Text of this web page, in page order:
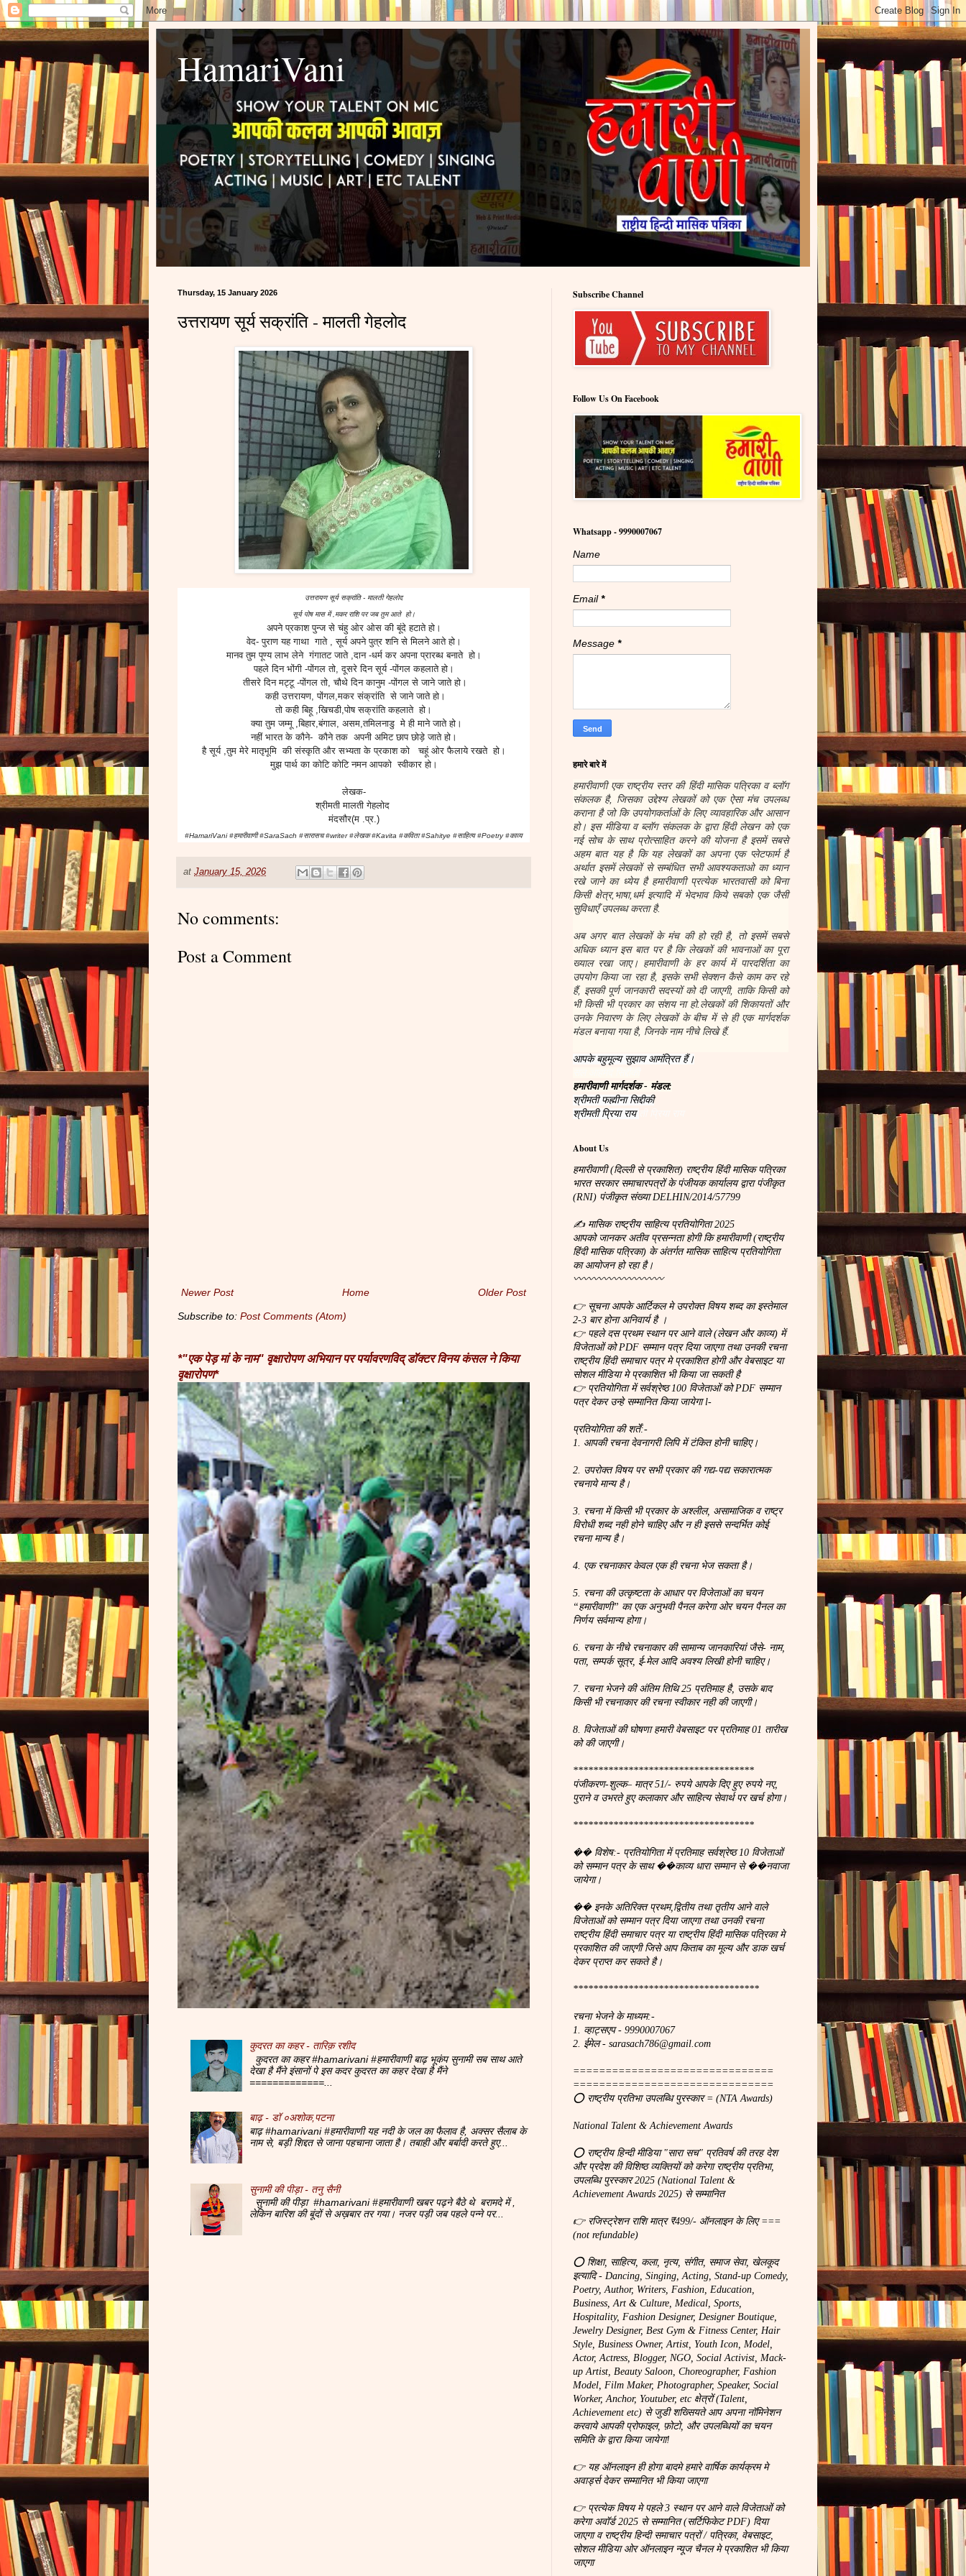
HamariVani
Thursday, 15 January 2026
उत्तरायण सूर्य सक्रांति - मालती गेहलोद
उत्तरायण सूर्य सक्रांति - मालती गेहलोद
सूर्य पोष मास में ,मकर राशि पर जब तुम आते हो।
अपने प्रकाश पुन्ज से चंहु ओर ओस की बूंदे हटाते हो।
वेद- पुराण यह गाथा गाते , सूर्य अपने पुत्र शनि से मिलने आते हो।
मानव तुम पूण्य लाभ लेने गंगातट जाते ,दान -धर्म कर अपना प्रारब्ध बनाते हो।
पहले दिन भोंगी -पोंगल तो, दूसरे दिन सूर्य -पोंगल कहलाते हो।
तीसरे दिन मट्टू -पोंगल तो, चौथे दिन कानुम -पोंगल से जाने जाते हो।
कही उत्तरायण, पोंगल,मकर संक्रांति से जाने जाते हो।
तो कही बिहू ,खिचडी,पोष सक्रांति कहलाते हो।
क्या तुम जम्मू ,बिहार,बंगाल, असम,तमिलनाडु मे ही माने जाते हो।
नहीं भारत के कौने- कौने तक अपनी अमिट छाप छोड़े जाते हो।
है सूर्य ,तुम मेरे मातृभूमि की संस्कृति और सभ्यता के प्रकाश को चहूं ओर फैलाये रखते हो।
मुझ पार्थ का कोटि कोटि नमन आपको स्वीकार हो।
लेखक-
श्रीमती मालती गेहलोद
मंदसौर(म .प्र.)
#HamariVani #हमारीवाणी #SaraSach #सारासच #writer #लेखक #Kavita #कविता #Sahitye #साहित्य #Poetry #काव्य
at January 15, 2026
No comments:
Post a Comment
Newer Post Older Post
Home
Subscribe to: Post Comments (Atom)
*"एक पेड़ मां के नाम" वृक्षारोपण अभियान पर पर्यावरणविद् डॉक्टर विनय कंसल ने किया
वृक्षारोपण*
कुदरत का कहर - तारिक़ रशीद
कुदरत का कहर #hamarivani #हमारीवाणी बाढ़ भूकंप सुनामी सब साथ आते
देखा है मैंने इंसानों पे इस कदर कुदरत का कहर देखा है मैंने
=============...
बाढ़ - डॉ ०अशोक,पटना
बाढ़ #hamarivani #हमारीवाणी यह नदी के जल का फैलाव है, अक्सर सैलाब के
नाम से, बड़ी शिद्दत से जाना पहचाना जाता है। तबाही और बर्बादी करते हुए...
सुनामी की पीड़ा - तनु सैनी
सुनामी की पीड़ा #hamarivani #हमारीवाणी खबर पढ़ने बैठे थे बरामदे में ,
लेकिन बारिश की बूंदों से अख़बार तर गया। नजर पड़ी जब पहले पन्ने पर...
Subscribe Channel
Follow Us On Facebook
Whatsapp - 9990007067
Name
Email*
Message *
हमारे बारे में
हमारीवाणी एक राष्ट्रीय स्तर की हिंदी मासिक पत्रिका व ब्लॉग
संकलक है, जिसका उद्देश्य लेखकों को एक ऐसा मंच उपलब्ध
कराना है जो कि उपयोगकर्ताओं के लिए व्यावहारिक और आसान
हो। इस मीडिया व ब्लॉग संकलक के द्वारा हिंदी लेखन को एक
नई सोच के साथ प्रोत्साहित करने की योजना है इसमें सबसे
अहम बात यह है कि यह लेखकों का अपना एक प्लेटफार्म है
अर्थात इसमें लेखकों से सम्बंधित सभी आवश्यकताओ का ध्यान
रखे जाने का ध्येय है हमारीवाणी प्रत्येक भारतवासी को बिना
किसी क्षेत्र,भाषा,धर्म इत्यादि में भेदभाव किये सबको एक जैसी
सुविधाएँ उपलब्ध करता है.
अब अगर बात लेखकों के मंच की हो रही है, तो इसमें सबसे
अधिक ध्यान इस बात पर है कि लेखकों की भावनाओं का पूरा
ख्याल रखा जाए। हमारीवाणी के हर कार्य में पारदर्शिता का
उपयोग किया जा रहा है, इसके सभी सेक्शन कैसे काम कर रहे
हैं, इसकी पूर्ण जानकारी सदस्यों को दी जाएगी, ताकि किसी को
भी किसी भी प्रकार का संशय ना हो.लेखकों की शिकायतों और
उनके निवारण के लिए लेखकों के बीच में से ही एक मार्गदर्शक
मंडल बनाया गया है, जिनके नाम नीचे लिखे हैं.
आपके बहुमूल्य सुझाव आमंत्रित हैं।
हमारीवाणी मार्गदर्शक - मंडल:
श्रीमती फह्मीना सिद्दीकी
श्रीमती प्रिया राय
About Us
हमारीवाणी (दिल्ली से प्रकाशित) राष्ट्रीय हिंदी मासिक पत्रिका
भारत सरकार समाचारपत्रों के पंजीयक कार्यालय द्वारा पंजीकृत
(RNI) पंजीकृत संख्या DELHIN/2014/57799
✍ मासिक राष्ट्रीय साहित्य प्रतियोगिता 2025
आपको जानकर अतीव प्रसन्नता होगी कि हमारीवाणी (राष्ट्रीय
हिंदी मासिक पत्रिका) के अंतर्गत मासिक साहित्य प्रतियोगिता
का आयोजन हो रहा है।
〰〰〰〰〰〰〰〰〰
👉 सूचना आपके आर्टिकल मे उपरोक्त विषय शब्द का इस्तेमाल
2-3 बार होना अनिवार्य है ।
👉 पहले दस प्रथम स्थान पर आने वाले (लेखन और काव्य) में
विजेताओं को PDF सम्मान पत्र दिया जाएगा तथा उनकी रचना
राष्ट्रीय हिंदी समाचार पत्र मे प्रकाशित होगी और वेबसाइट या
सोशल मीडिया मे प्रकाशित भी किया जा सकती है
👉 प्रतियोगिता में सर्वश्रेष्ठ 100 विजेताओं को PDF सम्मान
पत्र देकर उन्हे सम्मानित किया जायेगा l-
प्रतियोगिता की शर्तें:-
1. आपकी रचना देवनागरी लिपि में टंकित होनी चाहिए।
2. उपरोक्त विषय पर सभी प्रकार की गद्य-पद्य सकारात्मक
रचनाये मान्य है।
3. रचना में किसी भी प्रकार के अश्लील, असामाजिक व राष्ट्र
विरोधी शब्द नही होने चाहिए और न ही इससे सन्दर्भित कोई
रचना मान्य है।
4. एक रचनाकार केवल एक ही रचना भेज सकता है।
5. रचना की उत्कृष्टता के आधार पर विजेताओं का चयन
“हमारीवाणी” का एक अनुभवी पैनल करेगा ओर चयन पैनल का
निर्णय सर्वमान्य होगा।
6. रचना के नीचे रचनाकार की सामान्य जानकारियां जैसे- नाम,
पता, सम्पर्क सूत्र, ई-मेल आदि अवश्य लिखी होनी चाहिए।
7. रचना भेजने की अंतिम तिथि 25 प्रतिमाह है, उसके बाद
किसी भी रचनाकार की रचना स्वीकार नही की जाएगी।
8. विजेताओं की घोषणा हमारी वेबसाइट पर प्रतिमाह 01 तारीख
को की जाएगी।
************************************
पंजीकरण-शुल्क– मात्र 51/- रुपये आपके दिए हुए रुपये नए,
पुराने व उभरते हुए कलाकार और साहित्य सेवार्थ पर खर्च होगा।
************************************
�� विशेष:- प्रतियोगिता में प्रतिमाह सर्वश्रेष्ठ 10 विजेताओं
को सम्मान पत्र के साथ ��काव्य धारा सम्मान से ��नवाजा
जायेगा।
�� इनके अतिरिक्त प्रथम,द्वितीय तथा तृतीय आने वाले
विजेताओं को सम्मान पत्र दिया जाएगा तथा उनकी रचना
राष्ट्रीय हिंदी समाचार पत्र या राष्ट्रीय हिंदी मासिक पत्रिका मे
प्रकाशित की जाएगी जिसे आप किताब का मूल्य और डाक खर्च
देकर प्राप्त कर सकते है।
*************************************
रचना भेजने के माध्यम:-
1. व्हाट्सएप - 9990007067
2. ईमेल - sarasach786@gmail.com
===============================
===============================
⭕ राष्ट्रीय प्रतिभा उपलब्धि पुरस्कार = (NTA Awards)
National Talent & Achievement Awards
⭕ राष्ट्रीय हिन्दी मीडिया "सारा सच" प्रतिवर्ष की तरह देश
और प्रदेश की विशिष्ठ व्यक्तियों को करेगा राष्ट्रीय प्रतिभा,
उपलब्धि पुरस्कार 2025 (National Talent &
Achievement Awards 2025) से सम्मानित
👉 रजिस्ट्रेशन राशि मात्र ₹499/- ऑनलाइन के लिए ===
(not refundable)
⭕ शिक्षा, साहित्य, कला, नृत्य, संगीत, समाज सेवा, खेलकूद
इत्यादि - Dancing, Singing, Acting, Stand-up Comedy,
Poetry, Author, Writers, Fashion, Education,
Business, Art & Culture, Medical, Sports,
Hospitality, Fashion Designer, Designer Boutique,
Jewelry Designer, Best Gym & Fitness Center, Hair
Style, Business Owner, Artist, Youth Icon, Model,
Actor, Actress, Blogger, NGO, Social Activist, Mack-
up Artist, Beauty Saloon, Choreographer, Fashion
Model, Film Maker, Photographer, Speaker, Social
Worker, Anchor, Youtuber, etc क्षेत्रों (Talent,
Achievement etc) से जुडी शख्सियते आप अपना नॉमिनेशन
करवाये आपकी प्रोफाइल, फ़ोटो, और उपलब्धियों का चयन
समिति के द्वारा किया जायेगा!
👉 यह ऑनलाइन ही होगा बादमे हमारे वार्षिक कार्यक्रम मे
अवार्ड्स देकर सम्मानित भी किया जाएगा
👉 प्रत्येक विषय मे पहले 3 स्थान पर आने वाले विजेताओं को
करेगा अवॉर्ड 2025 से सम्मानित (सर्टिफिकेट PDF) दिया
जाएगा व राष्ट्रीय हिन्दी समाचार पत्रों / पत्रिका, वेबसाइट,
सोशल मीडिया ओर ऑनलाइन न्यूज चैनल मे प्रकाशित भी किया
जाएगा